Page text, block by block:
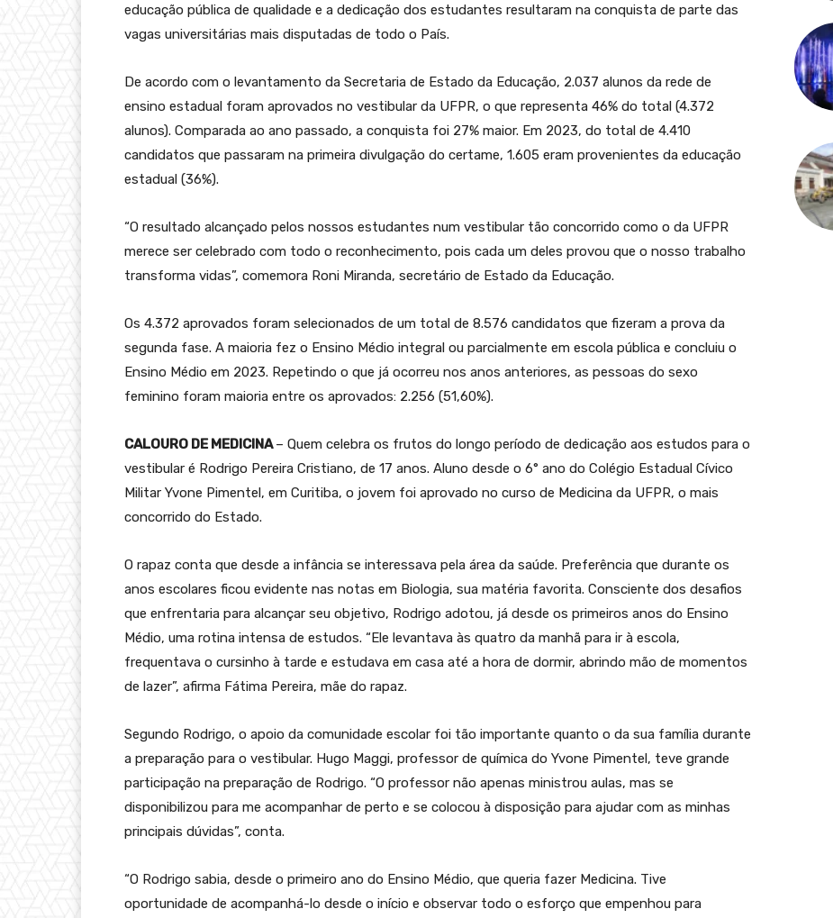
educação pública de qualidade e a dedicação dos estudantes resultaram na conquista de parte das
vagas universitárias mais disputadas de todo o País.
De acordo com o levantamento da Secretaria de Estado da Educação, 2.037 alunos da rede de
ensino estadual foram aprovados no vestibular da UFPR, o que representa 46% do total (4.372
alunos). Comparada ao ano passado, a conquista foi 27% maior. Em 2023, do total de 4.410
candidatos que passaram na primeira divulgação do certame, 1.605 eram provenientes da educação
estadual (36%).
“O resultado alcançado pelos nossos estudantes num vestibular tão concorrido como o da UFPR
merece ser celebrado com todo o reconhecimento, pois cada um deles provou que o nosso trabalho
transforma vidas”, comemora Roni Miranda, secretário de Estado da Educação.
Os 4.372 aprovados foram selecionados de um total de 8.576 candidatos que fizeram a prova da
segunda fase. A maioria fez o Ensino Médio integral ou parcialmente em escola pública e concluiu o
Ensino Médio em 2023. Repetindo o que já ocorreu nos anos anteriores, as pessoas do sexo
feminino foram maioria entre os aprovados: 2.256 (51,60%).
CALOURO DE MEDICINA– Quem celebra os frutos do longo período de dedicação aos estudos para o
vestibular é Rodrigo Pereira Cristiano, de 17 anos. Aluno desde o 6° ano do Colégio Estadual Cívico
Militar Yvone Pimentel, em Curitiba, o jovem foi aprovado no curso de Medicina da UFPR, o mais
concorrido do Estado.
O rapaz conta que desde a infância se interessava pela área da saúde. Preferência que durante os
anos escolares ficou evidente nas notas em Biologia, sua matéria favorita. Consciente dos desafios
que enfrentaria para alcançar seu objetivo, Rodrigo adotou, já desde os primeiros anos do Ensino
Médio, uma rotina intensa de estudos. “Ele levantava às quatro da manhã para ir à escola,
frequentava o cursinho à tarde e estudava em casa até a hora de dormir, abrindo mão de momentos
de lazer”, afirma Fátima Pereira, mãe do rapaz.
Segundo Rodrigo, o apoio da comunidade escolar foi tão importante quanto o da sua família durante
a preparação para o vestibular. Hugo Maggi, professor de química do Yvone Pimentel, teve grande
participação na preparação de Rodrigo. “O professor não apenas ministrou aulas, mas se
disponibilizou para me acompanhar de perto e se colocou à disposição para ajudar com as minhas
principais dúvidas”, conta.
“O Rodrigo sabia, desde o primeiro ano do Ensino Médio, que queria fazer Medicina. Tive
oportunidade de acompanhá-lo desde o início e observar todo o esforço que empenhou para